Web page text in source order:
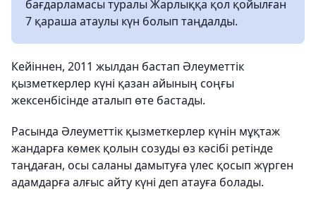
бағдарламасы туралы Жарлыққа қол қойылған
7 қараша атаулы күн болып таңдалды.
Кейіннен, 2011 жылдан бастап Әлеуметтік
қызметкерлер күні қазан айының соңғы
жексенбісінде аталып өте бастады.
Расында Әлеуметтік қызметкерлер күнін мұқтаж
жандарға көмек қолын созуды өз кәсібі ретінде
таңдаған, осы саланы дамытуға үлес қосып жүрген
адамдарға алғыс айту күні деп атауға болады.